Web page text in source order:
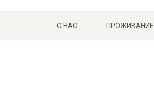
О НАС ПРОЖИВАНИЕ